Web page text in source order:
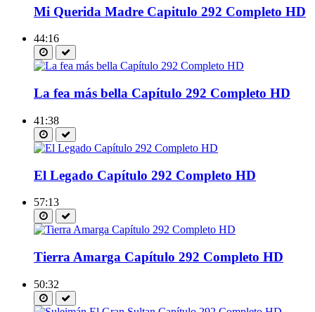
Mi Querida Madre Capitulo 292 Completo HD
44:16
La fea más bella Capítulo 292 Completo HD
41:38
El Legado Capítulo 292 Completo HD
57:13
Tierra Amarga Capítulo 292 Completo HD
50:32